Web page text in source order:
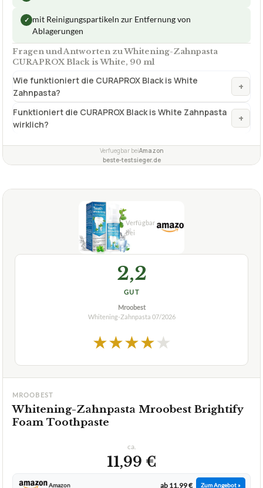
✓ mit Reinigungspartikeln zur Entfernung von
Ablagerungen
Fragen und Antworten zu Whitening-Zahnpasta
CURAPROX Black is White, 90 ml
Wie funktioniert die CURAPROX Black is White
Zahnpasta?
+
Funktioniert die CURAPROX Black is White Zahnpasta
wirklich?
+
Verfuegbar beiAmazon
beste-testsieger.de
2,2
GUT
Mroobest
Whitening-Zahnpasta 07/2026
★★★★★
MROOBEST
Whitening-Zahnpasta Mroobest Brightify
Foam Toothpaste
ca.
11,99 €
Amazon ab 11,99 € Zum Angebot »